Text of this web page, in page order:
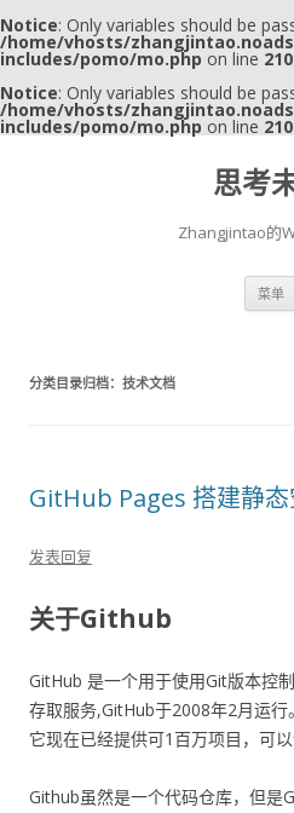
Notice: Only variables should be
/home/vhosts/
includes/pomo/mo.php on line 210
Notice: Only variables should be
/home/vhosts/
includes/pomo/mo.php on line 210
思考
Zhangjintao的
菜单
分类目录归档： 技术文档
GitHub Pages 搭建静态
发表回复
关于Github
GitHub 是一个用于使用Git版本控
存取服务,GitHub于2008年2月运
它现在已经提供可1百万项目，可以
Github虽然是一个代码仓库，但是